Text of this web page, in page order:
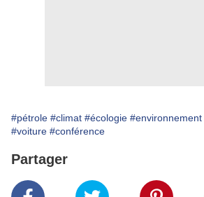
#pétrole #climat #écologie #environnement
#voiture #conférence
Partager